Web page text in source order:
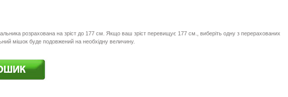
розрахована на зріст до 177 см. Якщо ваш зріст перевищує 177 см., виберіть одну з перерахованих
мішок буде подовжений на необхідну величину.